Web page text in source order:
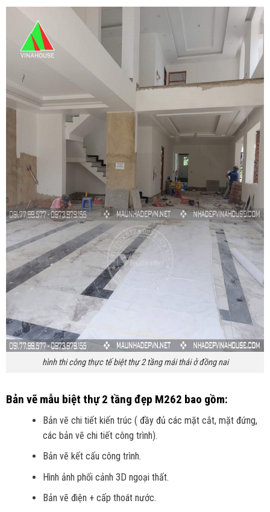
hình thi công thực tế biệt thự 2 tầng mái thái ở đồng nai
Bản vẽ mẫu biệt thự 2 tầng đẹp M262 bao gồm:
Bản vẽ chi tiết kiến trúc ( đầy đủ các mặt cắt, mặt đứng,
các bản vẽ chi tiết công trình).
Bản vẽ kết cấu công trình.
Hình ảnh phối cảnh 3D ngoại thất.
Bản vẽ điện + cấp thoát nước.